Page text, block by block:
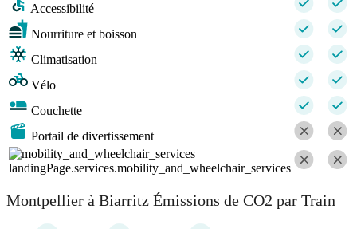
Accessibilité
Nourriture et boisson
Climatisation
Vélo
Couchette
Portail de divertissement
landingPage.services.mobility_and_wheelchair_services
Montpellier à Biarritz Émissions de CO2 par Train